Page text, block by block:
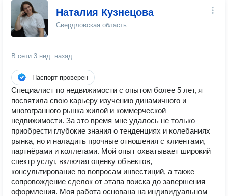
Наталия Кузнецова
Свердловская область
В сети 3 нед. назад
Паспорт проверен
Специалист по недвижимости с опытом более 5 лет, я
посвятила свою карьеру изучению динамичного и
многогранного рынка жилой и коммерческой
недвижимости. За это время мне удалось не только
приобрести глубокие знания о тенденциях и колебаниях
рынка, но и наладить прочные отношения с клиентами,
партнёрами и коллегами. Мой опыт охватывает широкий
спектр услуг, включая оценку объектов,
консультирование по вопросам инвестиций, а также
сопровождение сделок от этапа поиска до завершения
оформления. Моя работа основана на индивидуальном